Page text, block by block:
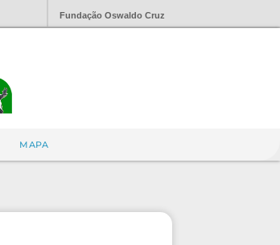
Fundação Oswaldo Cruz
MAPA